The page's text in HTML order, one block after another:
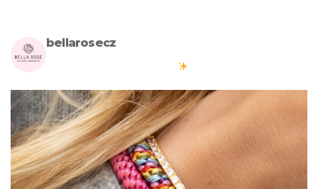
bellarosecz